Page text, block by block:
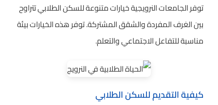
توفر الجامعات النرويجية خيارات متنوعة للسكن الطلابي تتراوح
بين الغرف المفردة والشقق المشتركة. توفر هذه الخيارات بيئة
مناسبة للتفاعل الاجتماعي والتعلم.
كيفية التقديم للسكن الطلابي